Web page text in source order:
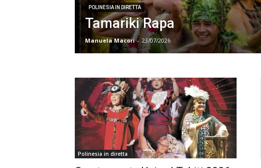
POLINESIA IN DIRETTA
Tamariki Rapa
Manuela Macori - 23/07/2026
Polinesia in diretta